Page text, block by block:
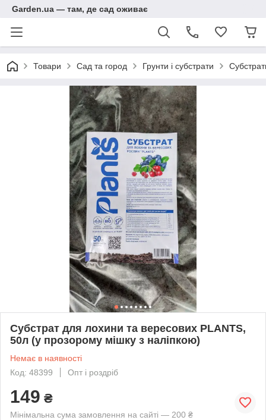
Garden.ua — там, де сад оживає
Товари Сад та город Грунти і субстрати
Субстрат для лохини та вересових PLANTS,
50л (у прозорому мішку з наліпкою)
Немає в наявності
Код: 48399
Опт і роздріб
149 ₴
Мінімальна сума замовлення на сайті — 200 ₴